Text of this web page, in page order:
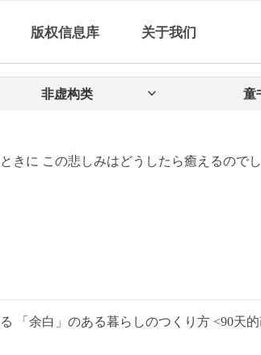
版权信息库 关于我们
きに この悲しみはどうしたら癒えるので
「余白」のある暮らしのつくり方 <90天
ꀁ
非虚构类 童